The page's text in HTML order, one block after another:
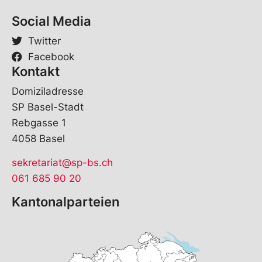
Social Media
Twitter
Facebook
Kontakt
Domiziladresse
SP Basel-Stadt
Rebgasse 1
4058 Basel
sekretariat@sp-bs.ch
061 685 90 20
Kantonalparteien